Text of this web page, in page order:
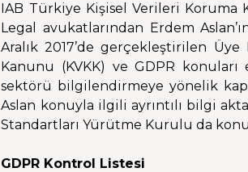
IAB Türkiye Kişisel Verileri Koruma
Legal avukatlarından Erdem
Aralık 2017’de gerçekleştirilen
Kanunu (KVKK) ve GDPR konuları
sektörü bilgilendirmeye yönelik
Aslan konuyla ilgili ayrıntılı bilgi
Standartları Yürütme Kurulu da
GDPR Kontrol Listesi